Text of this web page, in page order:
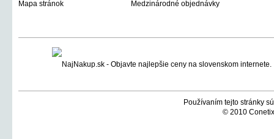
Mapa stránok
Medzinárodné objednávky
Používaním tejto stránky
© 2010